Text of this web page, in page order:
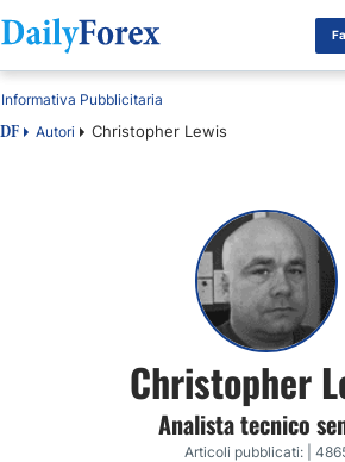
DF Autori Christopher Lewis
Informativa Pubblicitaria
Christopher
Analista tecnico
Articoli pubblicati: |